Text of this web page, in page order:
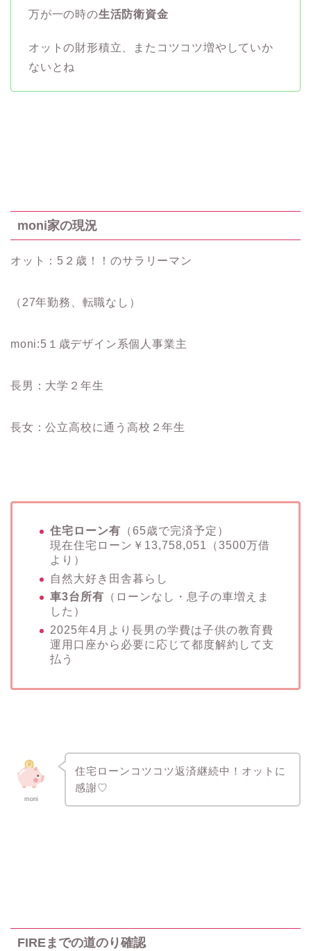
万が一の時の生活防衛資金
オットの財形積立、またコツコツ増やしていか
ないとね
moni家の現況
オット：5２歳！！のサラリーマン
（27年勤務、転職なし）
moni:5１歳デザイン系個人事業主
長男：大学２年生
長女：公立高校に通う高校２年生
住宅ローン有 （65歳で完済予定）
現在住宅ローン￥13,758,051（3500万借
より）
自然大好き田舎暮らし
車3台所有 （ローンなし・息子の車増えま
した）
2025年4月より長男の学費は子供の教育費
運用口座から必要に応じて都度解約して支
払う
moni
住宅ローンコツコツ返済継続中！オットに
感謝♡
FIREまでの道のり確認